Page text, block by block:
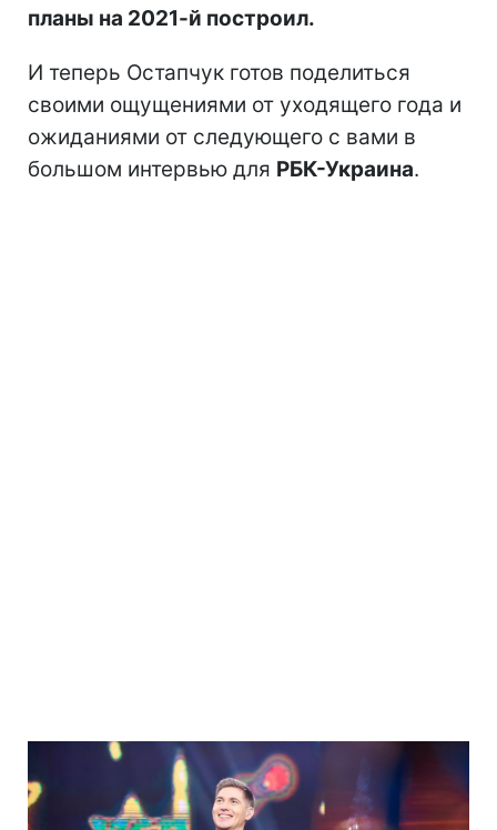
планы на 2021-й построил.
И теперь Остапчук готов поделиться
своими ощущениями от уходящего года и
ожиданиями от следующего с вами в
большом интервью для РБК-Украина.